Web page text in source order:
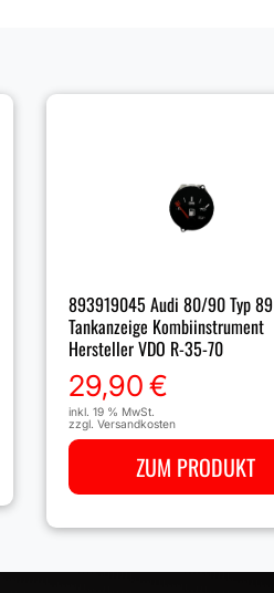
893919045 Audi 80/90 Typ 89
Tankanzeige Kombiinstrument
Hersteller VDO R-35-70
29,90€
inkl. 19 % MwSt.
zzgl. Versandkosten
ZUM PRODUKT